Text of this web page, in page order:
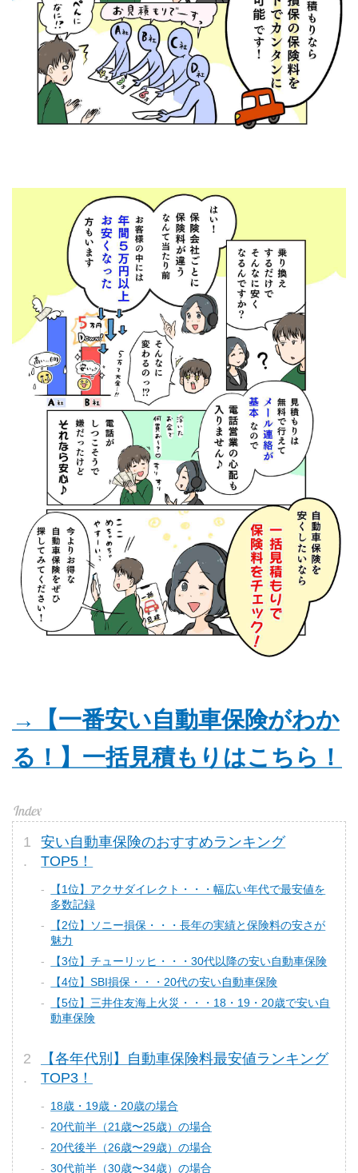
→【一番安い自動車保険がわか
る！】一括見積もりはこちら！
安い自動車保険のおすすめランキング
TOP5！
【1位】アクサダイレクト・・・幅広い年代で最安値を
多数記録
【2位】ソニー損保・・・長年の実績と保険料の安さが
魅力
【3位】チューリッヒ・・・30代以降の安い自動車保険
【4位】SBI損保・・・20代の安い自動車保険
【5位】三井住友海上火災・・・18・19・20歳で安い自
動車保険
【各年代別】自動車保険料最安値ランキング
TOP3！
18歳・19歳・20歳の場合
20代前半（21歳〜25歳）の場合
20代後半（26歳〜29歳）の場合
30代前半（30歳〜34歳）の場合